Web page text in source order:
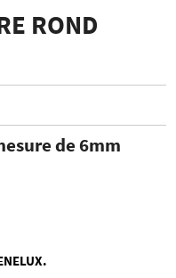
ROND
de 6mm